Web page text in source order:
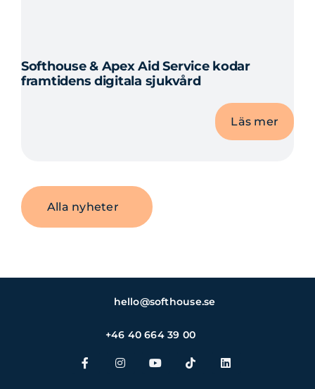
Softhouse & Apex Aid Service kodar
framtidens digitala sjukvård
Läs mer
Alla nyheter
hello@softhouse.se
+46 40 664 39 00